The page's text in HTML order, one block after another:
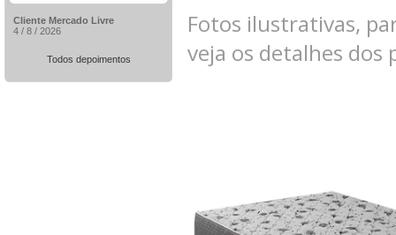
Fotos ilustrativas,
veja os detalhes dos
Cliente Mercado Livre
4 / 8 / 2026
Todos depoimentos